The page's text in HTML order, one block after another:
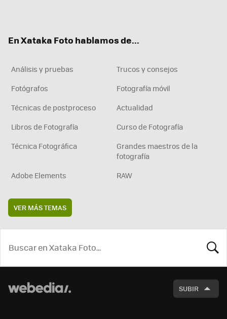
En Xataka Foto hablamos de...
Análisis y pruebas
Trucos y consejos
Fotógrafos
Fotografía móvil
Técnicas de postproceso
Actualidad
Libros de Fotografía
Curso de Fotografía
Técnica Fotográfica
Grandes maestros de la
fotografía
Adobe Elements
RAW
VER MÁS TEMAS
SUBIR